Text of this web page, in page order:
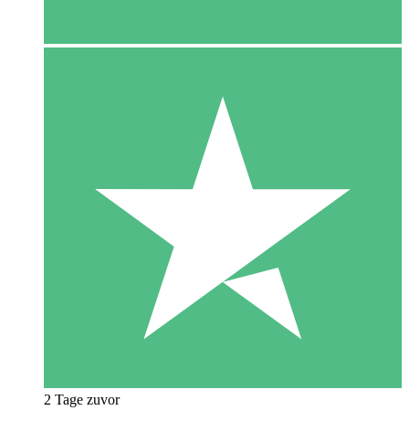
2 Tage zuvor